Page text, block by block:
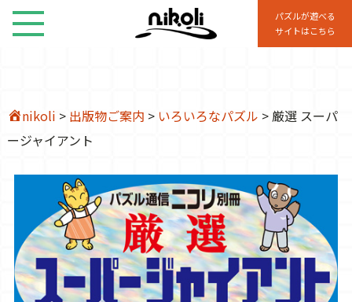
パズルが遊べる
サイトはこちら
nikoli > 出版物ご案内 > いろいろなパズル >厳選 スーパ
ージャイアント